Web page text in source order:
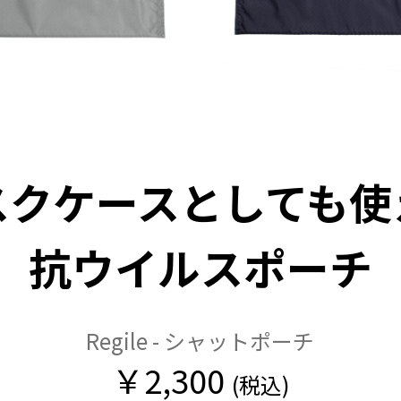
ケースとしても
抗ウイルスポーチ
Regile - シャットポーチ
￥2,300 (税込)